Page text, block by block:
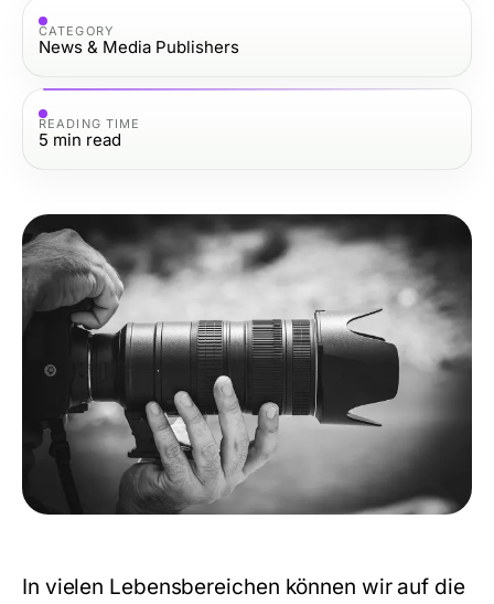
CATEGORY
News & Media Publishers
READING TIME
5 min read
In vielen Lebensbereichen können wir auf die